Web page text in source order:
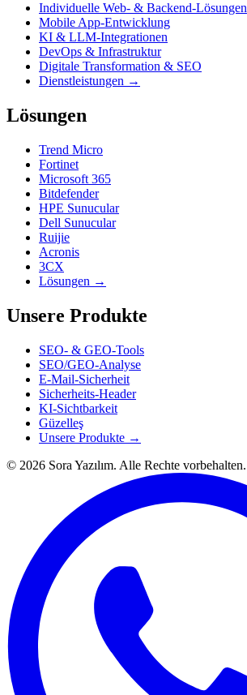
Individuelle Web- & Backend-Lösungen
Mobile App-Entwicklung
KI & LLM-Integrationen
DevOps & Infrastruktur
Digitale Transformation & SEO
Dienstleistungen →
Lösungen
Trend Micro
Fortinet
Microsoft 365
Bitdefender
HPE Sunucular
Dell Sunucular
Ruijie
Acronis
3CX
Lösungen →
Unsere Produkte
SEO- & GEO-Tools
SEO/GEO-Analyse
E-Mail-Sicherheit
Sicherheits-Header
KI-Sichtbarkeit
Güzelleş
Unsere Produkte →
© 2026 Sora Yazılım. Alle Rechte vorbehalten.